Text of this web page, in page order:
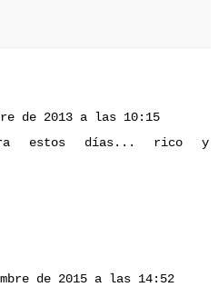
de 2013 a las 10:15
estos días... rico y
de 2015 a las 14:52